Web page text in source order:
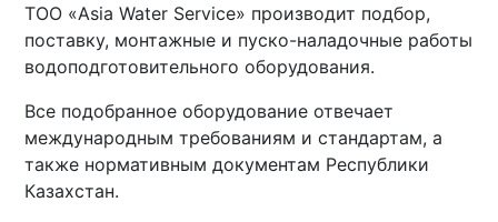
ТОО «Asia Water Service» производит подбор,
поставку, монтажные и пуско-наладочные работы
водоподготовительного оборудования.
Все подобранное оборудование отвечает
международным требованиям и стандартам, а
также нормативным документам Республики
Казахстан.